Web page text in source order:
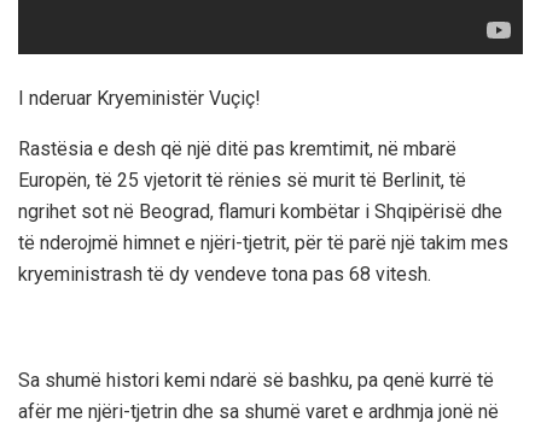
I nderuar Kryeministër Vuçiç!
Rastësia e desh që një ditë pas kremtimit, në mbarë
Europën, të 25 vjetorit të rënies së murit të Berlinit, të
ngrihet sot në Beograd, flamuri kombëtar i Shqipërisë dhe
të nderojmë himnet e njëri-tjetrit, për të parë një takim mes
kryeministrash të dy vendeve tona pas 68 vitesh.
Sa shumë histori kemi ndarë së bashku, pa qenë kurrë të
afër me njëri-tjetrin dhe sa shumë varet e ardhmja jonë në